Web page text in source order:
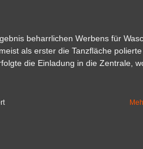
beharrlichen Werbens für
als erster die Tanzfläche
die Einladung in die Zentrale,
für